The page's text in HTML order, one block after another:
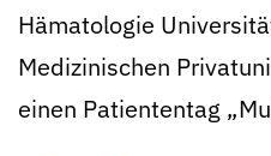
Hämatologie
Medizinischen
einen Patiententag